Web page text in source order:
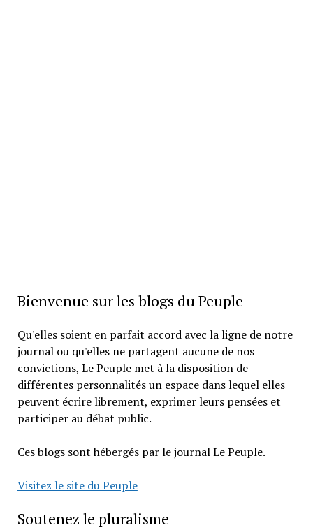
Bienvenue sur les blogs du Peuple
Qu'elles soient en parfait accord avec la ligne de notre
journal ou qu'elles ne partagent aucune de nos
convictions, Le Peuple met à la disposition de
différentes personnalités un espace dans lequel elles
peuvent écrire librement, exprimer leurs pensées et
participer au débat public.
Ces blogs sont hébergés par le journal Le Peuple.
Visitez le site du Peuple
Soutenez le pluralisme